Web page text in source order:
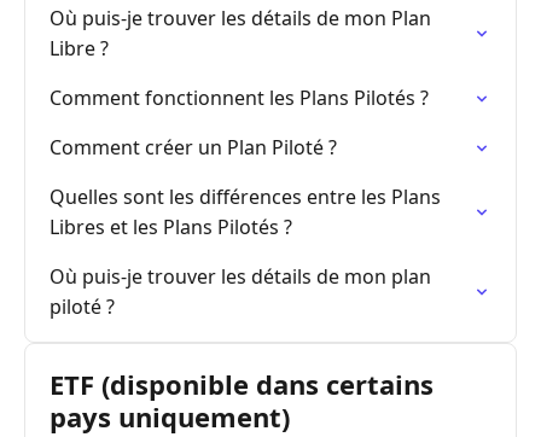
Où puis-je trouver les détails de mon Plan
Libre ?
Comment fonctionnent les Plans Pilotés ?
Comment créer un Plan Piloté ?
Quelles sont les différences entre les Plans
Libres et les Plans Pilotés ?
Où puis-je trouver les détails de mon plan
piloté ?
ETF (disponible dans certains
pays uniquement)